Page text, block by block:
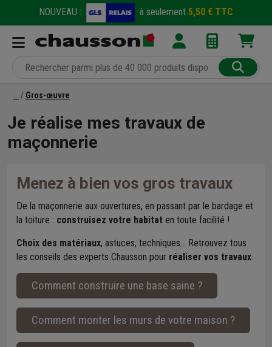
NOUVEAU : à seulement 5,50 € TTC
Gros-œuvre
Je réalise mes travaux de
maçonnerie
Menez à bien vos gros travaux
De la maçonnerie aux ouvertures, en passant par le bardage et
la toiture : construisez votre habitat en toute facilité !
Choix des matériaux, astuces, techniques... Retrouvez tous
les conseils des experts Chausson pour réaliser vos travaux.
Comment construire une base saine ?
Comment monter les murs de votre maison ?